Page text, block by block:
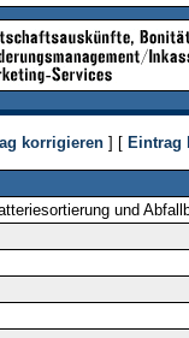
korrigieren ] [ Eintrag
und